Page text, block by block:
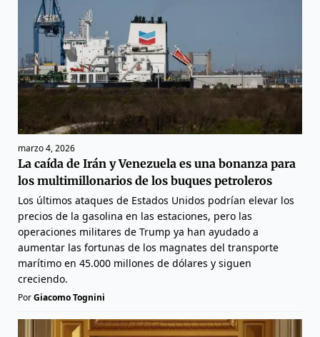
marzo 4, 2026
La caída de Irán y Venezuela es una bonanza para
los multimillonarios de los buques petroleros
Los últimos ataques de Estados Unidos podrían elevar los
precios de la gasolina en las estaciones, pero las
operaciones militares de Trump ya han ayudado a
aumentar las fortunas de los magnates del transporte
marítimo en 45.000 millones de dólares y siguen
creciendo.
PorGiacomo Tognini